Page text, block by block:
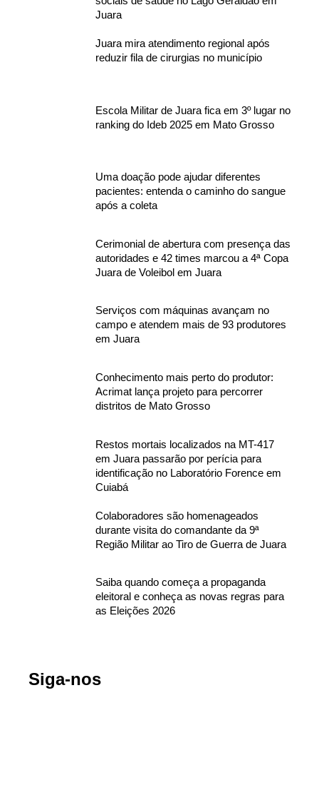
Juara
Juara mira atendimento regional após
reduzir fila de cirurgias no município
Escola Militar de Juara fica em 3º lugar no
ranking do Ideb 2025 em Mato Grosso
Uma doação pode ajudar diferentes
pacientes: entenda o caminho do sangue
após a coleta
Cerimonial de abertura com presença das
autoridades e 42 times marcou a 4ª Copa
Juara de Voleibol em Juara
Serviços com máquinas avançam no
campo e atendem mais de 93 produtores
em Juara
Conhecimento mais perto do produtor:
Acrimat lança projeto para percorrer
distritos de Mato Grosso
Restos mortais localizados na MT-417
em Juara passarão por perícia para
identificação no Laboratório Forence em
Cuiabá
Colaboradores são homenageados
durante visita do comandante da 9ª
Região Militar ao Tiro de Guerra de Juara
Saiba quando começa a propaganda
eleitoral e conheça as novas regras para
as Eleições 2026
Siga-nos